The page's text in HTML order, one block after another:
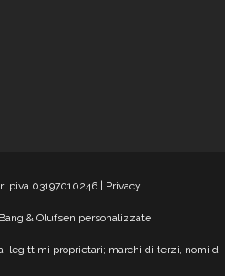
piva 03197010246 | Privacy
& Olufsen personalizzate
legittimi proprietari; marchi di terzi, nomi di